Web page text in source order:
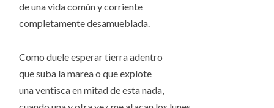
de una vida común y corriente
completamente desamueblada.
Como duele esperar tierra adentro
que suba la marea o que explote
una ventisca en mitad de esta nada,